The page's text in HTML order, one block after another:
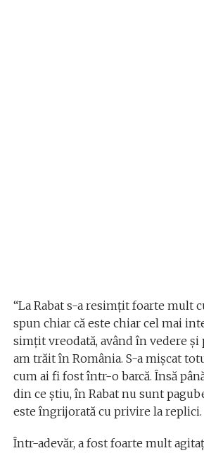
“La Rabat s-a resimțit foarte mult
spun chiar că este chiar cel mai
simţit vreodată, având în vedere și
am trăit în România. S-a mișcat
cum ai fi fost într-o barcă. Însă
din ce știu, în Rabat nu sunt
este îngrijorată cu privire la replici.
Într-adevăr, a fost foarte mult